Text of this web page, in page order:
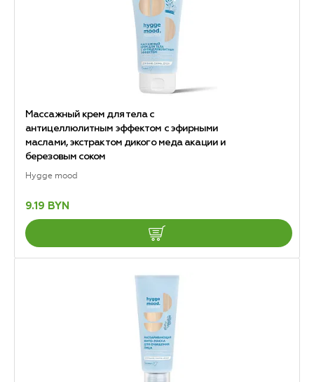
Массажный крем для тела c
антицеллюлитным эффектом с эфирными
маслами, экстрактом дикого меда акации и
березовым соком
Hygge mood
9.19 BYN